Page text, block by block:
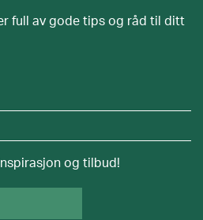
full av gode tips og råd til ditt
og tilbud!